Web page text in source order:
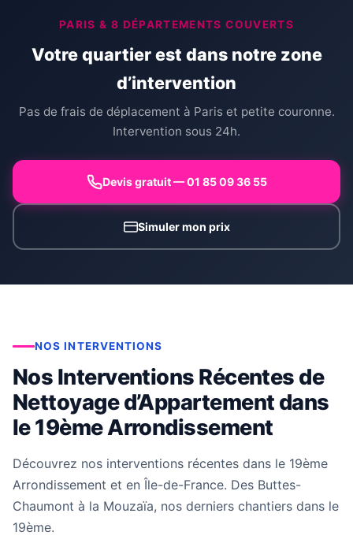
PARIS & 8 DÉPARTEMENTS COUVERTS
Votre quartier est dans notre zone
d’intervention
Pas de frais de déplacement à Paris et petite couronne.
Intervention sous 24h.
Devis gratuit — 01 85 09 36 55
Simuler mon prix
NOS INTERVENTIONS
Nos Interventions Récentes de
Nettoyage d’Appartement dans
le 19ème Arrondissement
Découvrez nos interventions récentes dans le 19ème
Arrondissement et en Île-de-France. Des Buttes-
Chaumont à la Mouzaïa, nos derniers chantiers dans le
19ème.